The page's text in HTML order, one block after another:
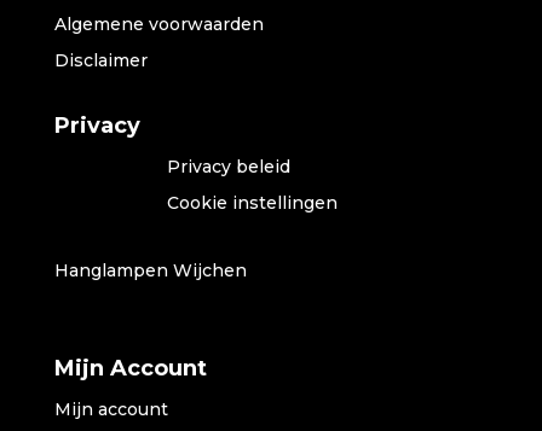
Algemene voorwaarden
Disclaimer
Privacy
Privacy beleid
Cookie instellingen
Hanglampen Wijchen
Mijn Account
Mijn account